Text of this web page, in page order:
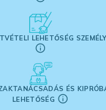
LEHETŐSÉG
ÉS
LEHETŐSÉG